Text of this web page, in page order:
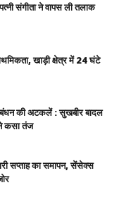
संगीता ने वापस ली तलाक
खाड़ी क्षेत्र में 24 घंटे
की अटकलें : सुखबीर बादल
कसा तंज
सप्ताह का समापन, सेंसेक्स